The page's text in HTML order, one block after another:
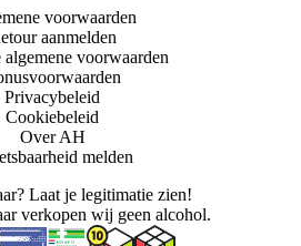
voorwaarden
aanmelden
voorwaarden
Privacybeleid
Cookiebeleid
Over AH
melden
Laat je legitimatie zien!
verkopen wij geen alcohol.